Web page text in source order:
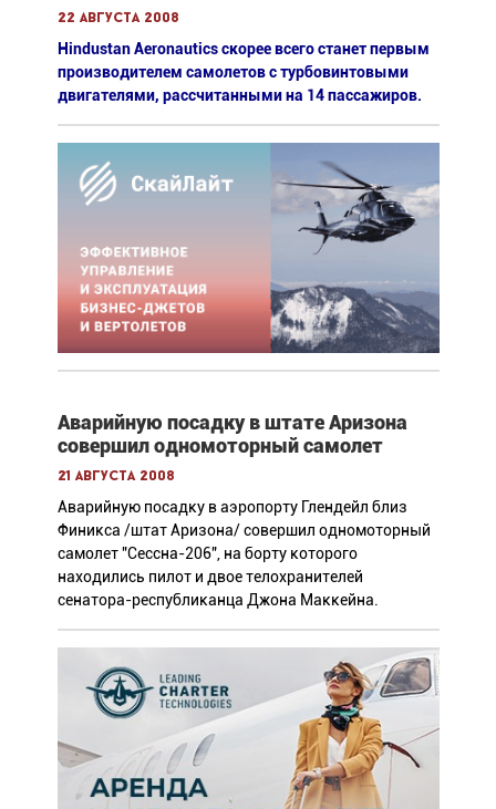
22 августа 2008
Hindustan Aeronautics скорее всего станет первым
производителем самолетов с турбовинтовыми
двигателями, рассчитанными на 14 пассажиров.
Аварийную посадку в штате Аризона
совершил одномоторный самолет
21 августа 2008
Аварийную посадку в аэропорту Глендейл близ
Финикса /штат Аризона/ совершил одномоторный
самолет "Сессна-206", на борту которого
находились пилот и двое телохранителей
сенатора-республиканца Джона Маккейна.